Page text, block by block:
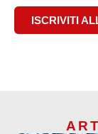
ISCRIVITI